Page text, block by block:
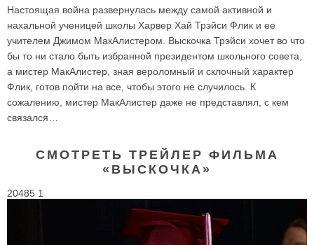
Настоящая война развернулась между самой активной и
нахальной ученицей школы Харвер Хай Трэйси Флик и ее
учителем Джимом МакАлистером. Выскочка Трэйси хочет во что
бы то ни стало быть избранной президентом школьного совета,
а мистер МакАлистер, зная вероломный и склочный характер
Флик, готов пойти на все, чтобы этого не случилось. К
сожалению, мистер МакАлистер даже не представлял, с кем
связался…
СМОТРЕТЬ ТРЕЙЛЕР ФИЛЬМА
«ВЫСКОЧКА»
20485 1